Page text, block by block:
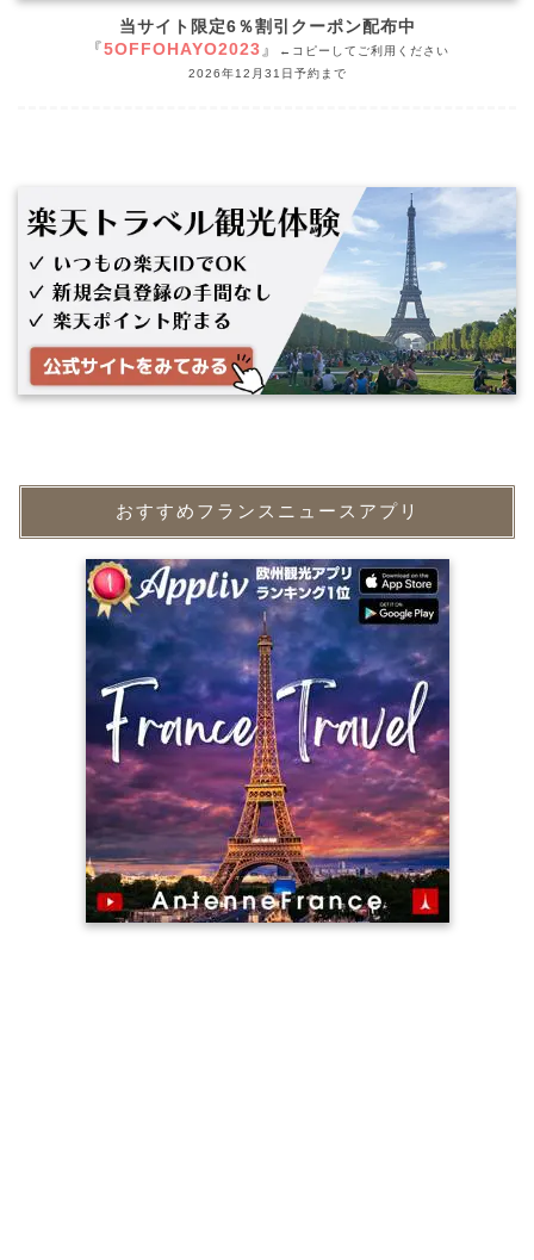
当サイト限定6％割引クーポン配布中
『5OFFOHAYO2023 』
←コピーしてご利用ください
2026年12月31日予約まで
おすすめフランスニュースアプリ